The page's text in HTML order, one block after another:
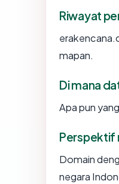
Riwayat
mapan.
Di mana
Apa pun
Perspektif
Domain
negara